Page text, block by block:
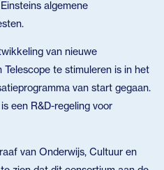
algemene
van nieuwe
te stimuleren is in het
van start gegaan.
een R&D-regeling voor
van Onderwijs, Cultuur en